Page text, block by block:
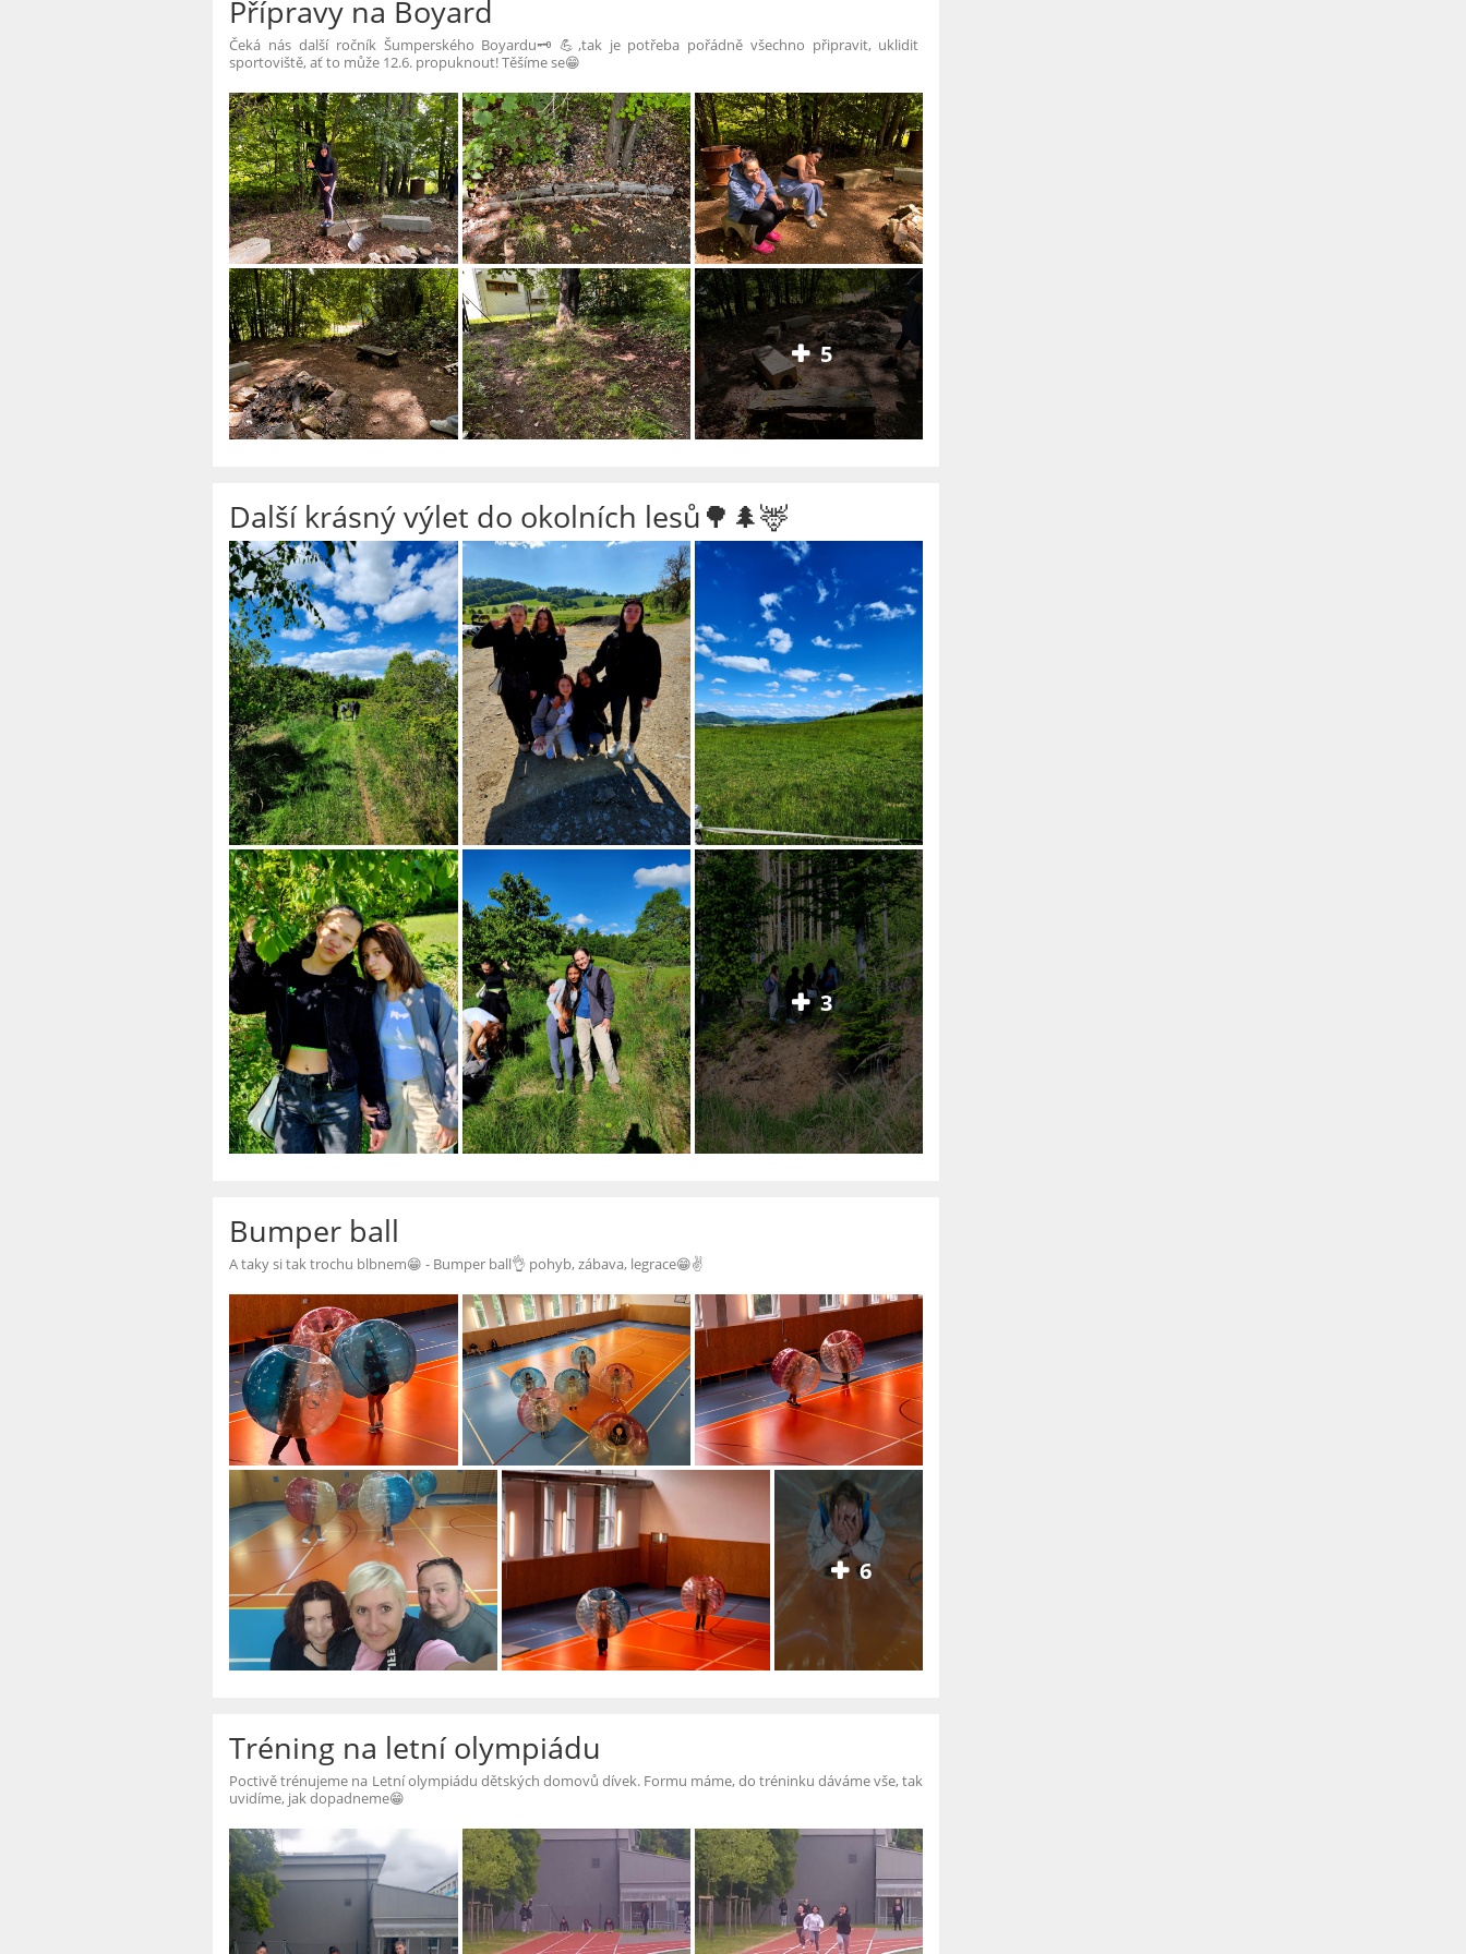
Přípravy na Boyard
Čeká nás další ročník Šumperského Boyardu🗝️💪,tak je potřeba pořádně všechno připravit, uklidit
sportoviště, ať to může 12.6. propuknout! Těšíme se😁
5
Další krásný výlet do okolních lesů🌳🌲🦌
3
Bumper ball
A taky si tak trochu blbnem😁 - Bumper ball👌 pohyb, zábava, legrace😁✌️
6
Tréning na letní olympiádu
Poctivě trénujeme na Letní olympiádu dětských domovů dívek. Formu máme, do tréninku dáváme vše, tak
uvidíme, jak dopadneme😁